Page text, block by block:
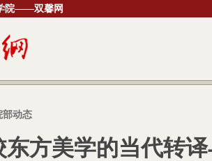
院——双馨网
部动态
东方美学的当代转